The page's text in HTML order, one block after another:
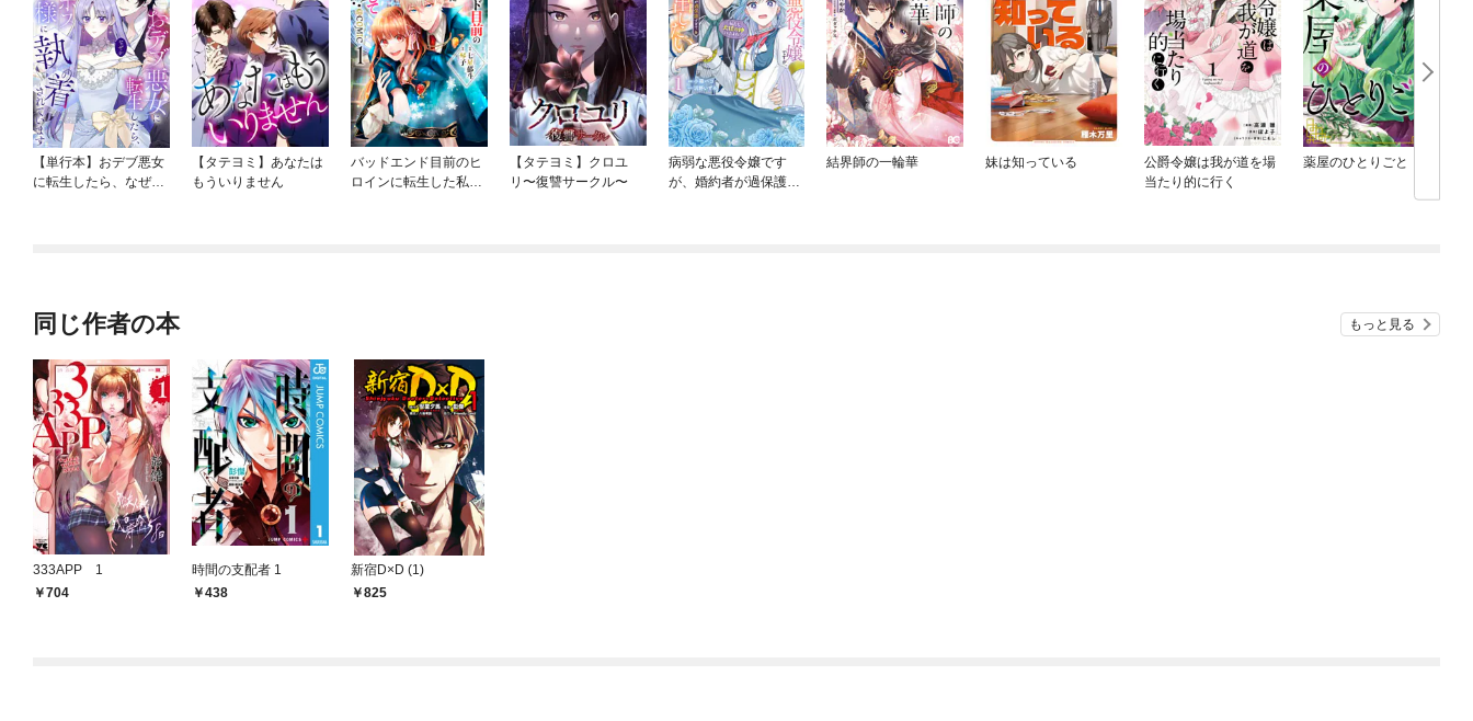
【単行本】おデブ悪女
に転生したら、なぜか
【タテヨミ】あなたは
もういりません
バッドエンド目前のヒ
ロインに転生した私、
【タテヨミ】クロユ
リ〜復讐サークル〜
病弱な悪役令嬢です
が、婚約者が過保護す
結界師の一輪華 妹は知っている
公爵令嬢は我が道を場
当たり的に行く
薬屋のひとりごと
同じ作者の本 もっと見る
333APP 1
704
時間の支配者 1
438
新宿D×D (1)
825